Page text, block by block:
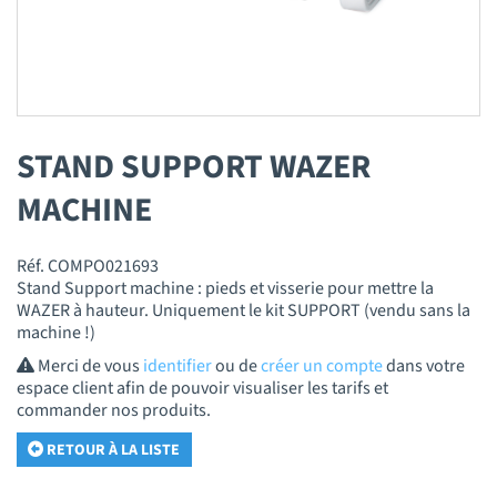
STAND SUPPORT WAZER
MACHINE
Réf. COMPO021693
Stand Support machine : pieds et visserie pour mettre la
WAZER à hauteur. Uniquement le kit SUPPORT (vendu sans la
machine !)
Merci de vousidentifierou decréer un comptedans votre
espace client afin de pouvoir visualiser les tarifs et
commander nos produits.
RETOUR À LA LISTE